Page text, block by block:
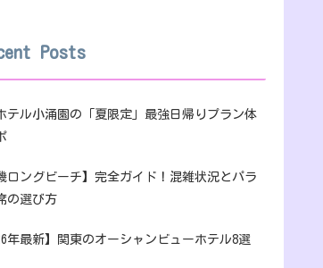
Posts
テル小涌園の「夏限定」最強日帰りプラン体
ロングビーチ】完全ガイド！混雑状況とパラ
の選び方
年最新】関東のオーシャンビューホテル8選